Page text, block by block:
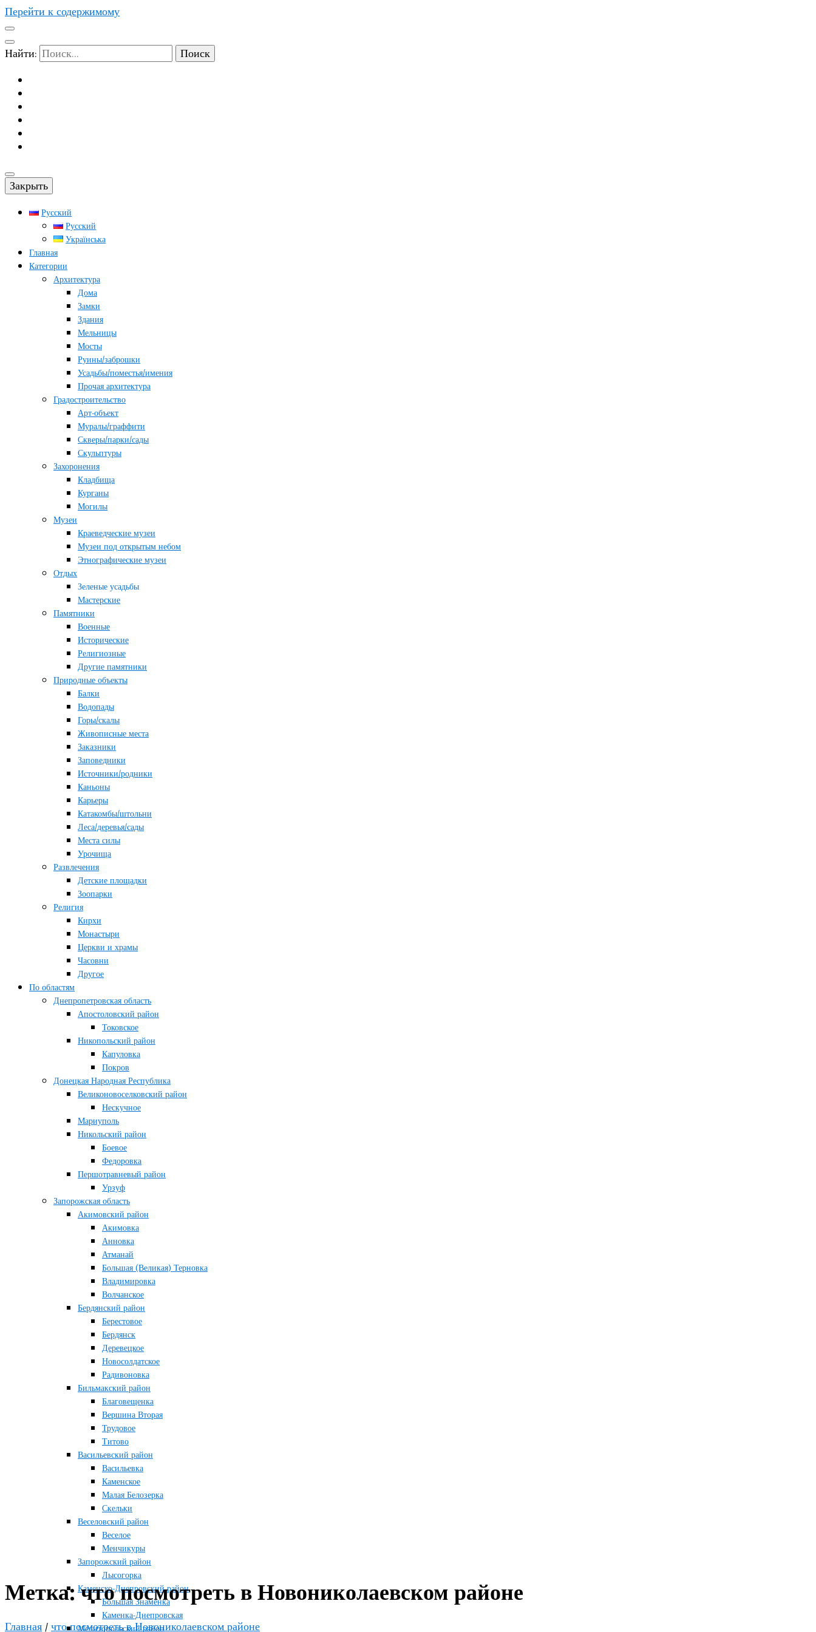
Перейти к содержимому
Найти:
Закрыть
Русский
Русский
Українська
Главная
Категории
Архитектура
Дома
Замки
Здания
Мельницы
Мосты
Руины/заброшки
Усадьбы/поместья/имения
Прочая архитектура
Градостроительство
Арт-объект
Муралы/граффити
Скверы/парки/сады
Скульптуры
Захоронения
Кладбища
Курганы
Могилы
Музеи
Краеведческие музеи
Музеи под открытым небом
Этнографические музеи
Отдых
Зеленые усадьбы
Мастерские
Памятники
Военные
Исторические
Религиозные
Другие памятники
Природные объекты
Балки
Водопады
Горы/скалы
Живописные места
Заказники
Заповедники
Источники/родники
Каньоны
Карьеры
Катакомбы/штольни
Леса/деревья/сады
Места силы
Урочища
Развлечения
Детские площадки
Зоопарки
Религия
Кирхи
Монастыри
Церкви и храмы
Часовни
Другое
По областям
Днепропетровская область
Апостоловский район
Токовское
Никопольский район
Капуловка
Покров
Донецкая Народная Республика
Великоновоселковский район
Нескучное
Мариуполь
Никольский район
Боевое
Федоровка
Першотравневый район
Урзуф
Запорожская область
Акимовский район
Акимовка
Анновка
Атманай
Большая (Великая) Терновка
Владимировка
Волчанское
Бердянский район
Берестовое
Бердянск
Деревецкое
Новосолдатское
Радивоновка
Бильмакский район
Благовещенка
Вершина Вторая
Трудовое
Титово
Васильевский район
Васильевка
Каменское
Малая Белозерка
Скельки
Веселовский район
Веселое
Менчикуры
Запорожский район
Лысогорка
Каменско-Днепровский район
Большая Знаменка
Каменка-Днепровская
Мелитопольский район
Метка:что посмотреть в Новониколаевском районе
Главная / что посмотреть в Новониколаевском районе